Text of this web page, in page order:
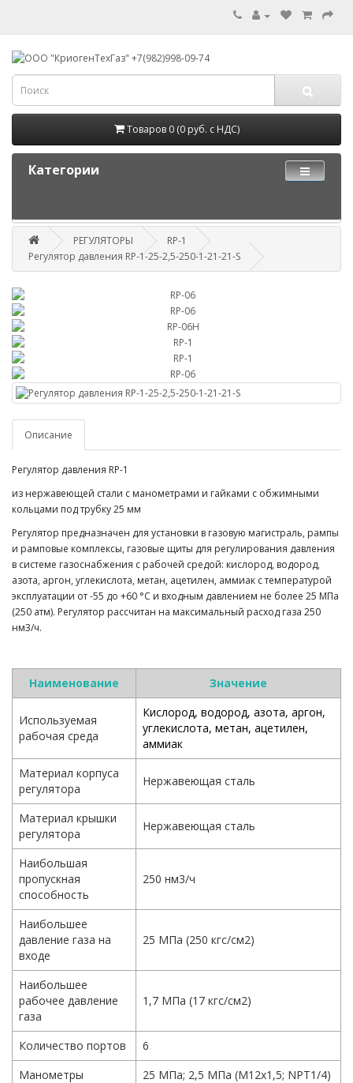
Товаров 0 (0 руб. с НДС)
Категории
РЕГУЛЯТОРЫ
RP-1
Регулятор давления RP-1-25-2,5-250-1-21-21-S
Описание
Регулятор давления RP-1
из нержавеющей стали с манометрами и гайками с обжимными
кольцами под трубку 25 мм
Регулятор предназначен для установки в газовую магистраль, рампы
и рамповые комплексы, газовые щиты для регулирования давления
в системе газоснабжения с рабочей средой: кислород, водород,
азота, аргон, углекислота, метан, ацетилен, аммиак с температурой
эксплуатации от -55 до +60 °С и входным давлением не более 25 МПа
(250 атм). Регулятор рассчитан на максимальный расход газа 250
нм3/ч.
Наименование Значение
Используемая
рабочая среда
Кислород, водород, азота, аргон,
углекислота, метан, ацетилен,
аммиак
Материал корпуса
регулятора
Нержавеющая сталь
Материал крышки
регулятора
Нержавеющая сталь
Наибольшая
пропускная
способность
250 нм3/ч
Наибольшее
давление газа на
входе
25 МПа (250 кгс/см2)
Наибольшее
рабочее давление
газа
1,7 МПа (17 кгс/см2)
Количество портов
6
Манометры
25 МПа; 2,5 МПа (М12х1,5; NPT1/4)